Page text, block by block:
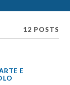
12 POSTS
E